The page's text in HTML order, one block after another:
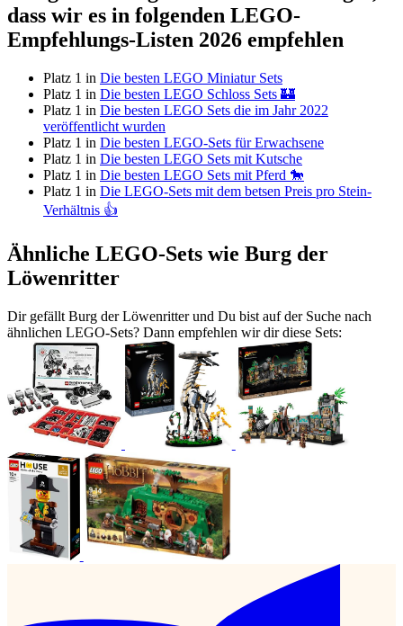
dass wir es in folgenden LEGO-
Empfehlungs-Listen 2026 empfehlen
Platz 1 in Die besten LEGO Miniatur Sets
Platz 1 in Die besten LEGO Schloss Sets 🏰
Platz 1 in Die besten LEGO Sets die im Jahr 2022
veröffentlicht wurden
Platz 1 in Die besten LEGO-Sets für Erwachsene
Platz 1 in Die besten LEGO Sets mit Kutsche
Platz 1 in Die besten LEGO Sets mit Pferd 🐎
Platz 1 in Die LEGO-Sets mit dem betsen Preis pro Stein-
Verhältnis 👍
Ähnliche LEGO-Sets wie Burg der
Löwenritter
Dir gefällt Burg der Löwenritter und Du bist auf der Suche nach
ähnlichen LEGO-Sets? Dann empfehlen wir dir diese Sets: